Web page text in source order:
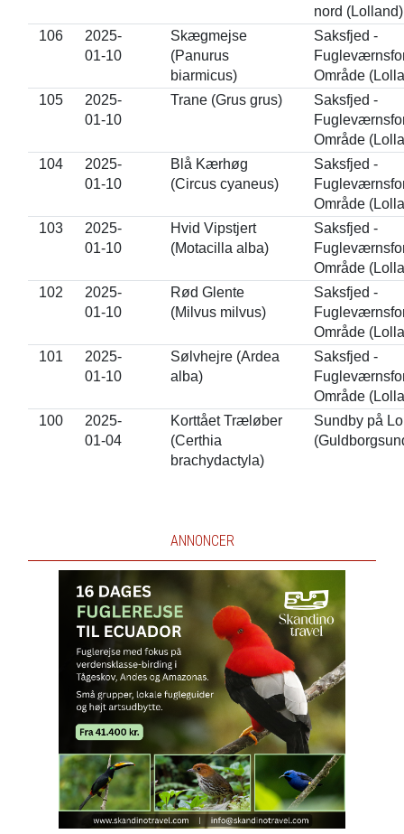
nord (Lolland)
106
2025-
01-10
Skægmejse
(Panurus
biarmicus)
Saksfjed -
Område
105
2025-
01-10
Trane (Grus grus)
Saksfjed -
Område
104
2025-
01-10
Blå Kærhøg
(Circus cyaneus)
Saksfjed -
Område
103
2025-
01-10
Hvid Vipstjert
(Motacilla alba)
Saksfjed -
Område
102
2025-
01-10
Rød Glente
(Milvus milvus)
Saksfjed -
Område
101
2025-
01-10
Sølvhejre (Ardea
alba)
Saksfjed -
Område
100
2025-
01-04
Korttået Træløber
(Certhia
brachydactyla)
Sundby på
ANNONCER